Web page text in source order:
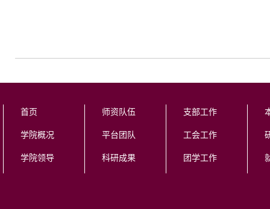
首页
学院概况
学院领导
师资队伍
平台团队
科研成果
支部工作
工会工作
团学工作